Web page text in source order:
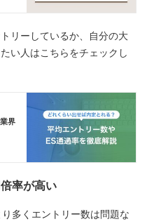
リーしているか、自分の大
い人はこちらをチェックし
界
率が高い
多くエントリー数は問題な